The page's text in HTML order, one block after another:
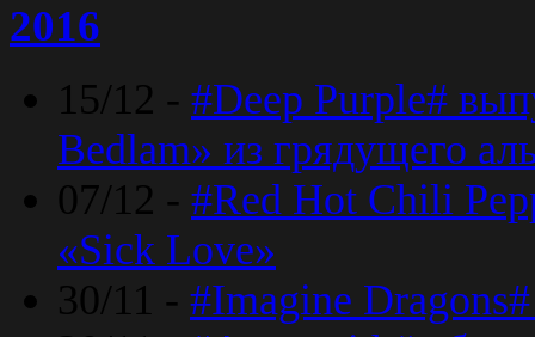
2016
15/12 - #Deep Purple#
Bedlam» из грядущего
07/12 - #Red Hot Chili
«Sick Love»
30/11 - #Imagine